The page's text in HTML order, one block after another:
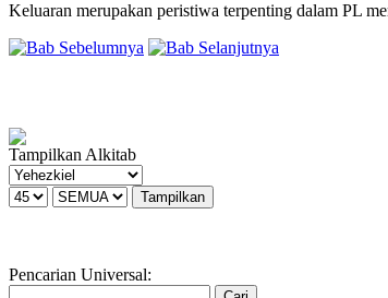
Keluaran merupakan peristiwa terpenting dalam PL
Tampilkan Alkitab
Pencarian Universal: